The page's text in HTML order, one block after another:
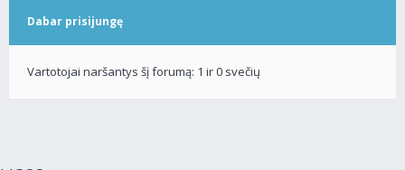
Dabar prisijungę
Vartotojai naršantys šį forumą: 1 ir 0 svečių